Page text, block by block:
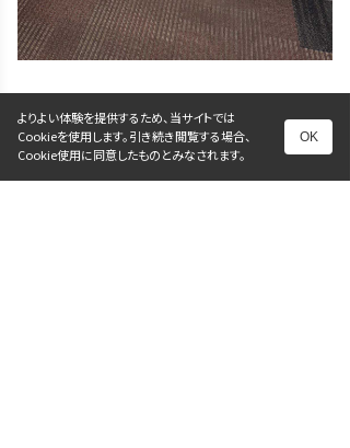
よりよい体験を提供するため、当サイトでは
Cookieを使用します。引き続き閲覧する場合、
Cookie使用に同意したものとみなされます。
OK